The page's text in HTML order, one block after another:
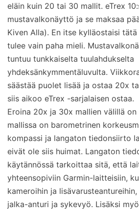
eläin kuin 20 tai 30 mallit. eTrex
mustavalkonäyttö ja se maksaa
Kiven Alla). En itse kylläostaisi
tulee vain paha mieli.
tuntuu tunkkaiselta tuulahdukselta
yhdeksänkymmentäluvulta.
säästää puolet lisää ja ostaa 20x
siis aikoo eTrex -sarjalaisen ostaa.
Eroina 20x ja 30x mallien välillä
mallissa on barometrinen
kompassi ja langaton tiedonsiirto
eivät ole siis huimat. Langaton
käytännössä tarkoittaa sitä, että
yhteensopiviin Garmin-laitteisiin,
kameroihin ja
jalka-anturi ja sykevyö. Lisäksi